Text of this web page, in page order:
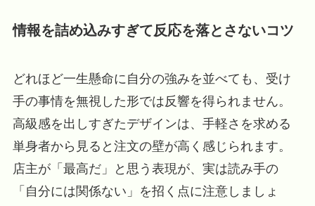
情報を詰め込みすぎて反応を落とさないコツ
どれほど一生懸命に自分の強みを並べても、受け
手の事情を無視した形では反響を得られません。
高級感を出しすぎたデザインは、手軽さを求める
単身者から見ると注文の壁が高く感じられます。
店主が「最高だ」と思う表現が、実は読み手の
「自分には関係ない」を招く点に注意しましょ